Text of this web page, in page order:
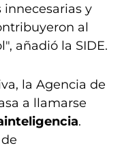
innecesarias y
al
añadió la SIDE.
la Agencia de
a llamarse
.